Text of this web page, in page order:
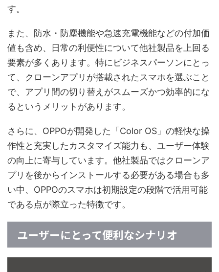
す。
また、防水・防塵機能や急速充電機能などの付加価
値も含め、日常の利便性について他社製品を上回る
要素が多くあります。特にビジネスパーソンにとっ
て、クローンアプリが搭載されたスマホを選ぶこと
で、アプリ間の切り替えがスムーズかつ効率的にな
るというメリットがあります。
さらに、OPPOが開発した「Color OS」の軽快な操
作性と充実したカスタマイズ能力も、ユーザー体験
の向上に寄与しています。他社製品ではクローンア
プリを後からインストールする必要がある場合も多
い中、OPPOのスマホは初期設定の段階で活用可能
である点が際立った特徴です。
ユーザーにとって便利なシナリオ